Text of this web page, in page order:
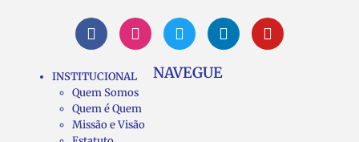
NAVEGUE
INSTITUCIONAL
Quem Somos
Quem é Quem
Missão e Visão